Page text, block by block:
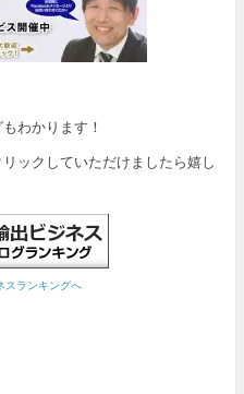
わかります！
ックしていただけましたら嬉し
スランキングへ